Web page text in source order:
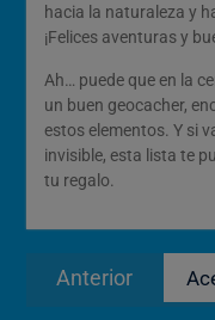
hacia la naturaleza y
¡Felices aventuras y
Ah… puede que en la
un buen geocacher,
estos elementos. Y si
invisible, esta lista te
tu regalo.
Anterior